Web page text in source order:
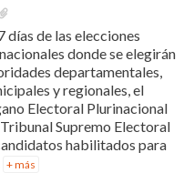
días de las elecciones
donde se elegirán
departamentales,
y regionales, el
Electoral Plurinacional
Supremo Electoral
habilitados para
+ más